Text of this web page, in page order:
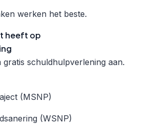
werken het beste.
heeft op
gratis schuldhulpverlening aan.
(MSNP)
(WSNP)